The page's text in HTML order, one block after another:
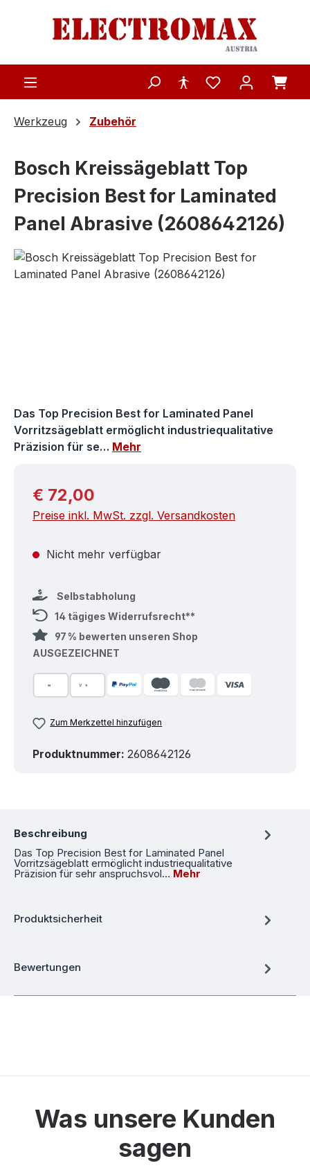
Zum Hauptinhalt springen
Werkzeug Zubehör
Bosch Kreissägeblatt Top
Precision Best for Laminated
Panel Abrasive (2608642126)
Bildergalerie überspringen
Das Top Precision Best for Laminated Panel
Vorritzsägeblatt ermöglicht industriequalitative
Präzision für se… Mehr
Regulärer Preis:
€ 72,00
Preise inkl. MwSt. zzgl. Versandkosten
Nicht mehr verfügbar
Selbstabholung
14 tägiges Widerrufsrecht**
97 % bewerten unseren Shop
AUSGEZEICHNET
Zum Merkzettel hinzufügen
Produktnummer: 2608642126
Beschreibung
Das Top Precision Best for Laminated Panel
Vorritzsägeblatt ermöglicht industriequalitative
Präzision für sehr anspruchsvol… Mehr
Produktsicherheit
Bewertungen
Was unsere Kunden
sagen